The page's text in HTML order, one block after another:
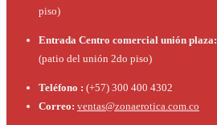
piso)
Entrada Centro comercial unión plaza:
(patio del unión 2do piso)
Teléfono : (+57) 300 400 4302
Correo: ventas@zonaerotica.com.co